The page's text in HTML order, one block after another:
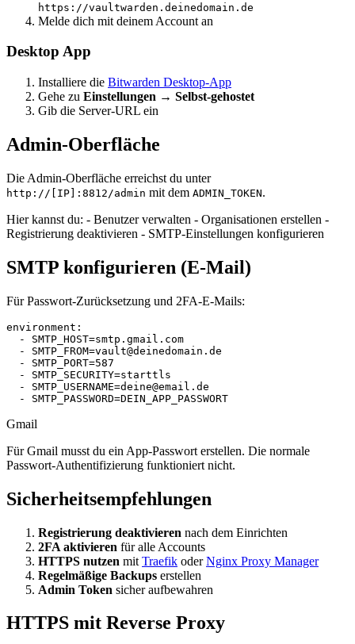
https://vaultwarden.deinedomain.de
Melde dich mit deinem Account an
Desktop App
Installiere die Bitwarden Desktop-App
Gehe zu Einstellungen → Selbst-gehostet
Gib die Server-URL ein
Admin-Oberfläche
Die Admin-Oberfläche erreichst du unter
http://[IP]:8812/admin mit dem ADMIN_TOKEN.
Hier kannst du: - Benutzer verwalten - Organisationen erstellen -
Registrierung deaktivieren - SMTP-Einstellungen konfigurieren
SMTP konfigurieren (E-Mail)
Für Passwort-Zurücksetzung und 2FA-E-Mails:
environment :
-
SMTP_HOST=smtp.gmail.com
-
SMTP_FROM=vault@deinedomain.de
-
SMTP_PORT=587
-
SMTP_SECURITY=starttls
-
SMTP_USERNAME=deine@email.de
-
SMTP_PASSWORD=DEIN_APP_PASSWORT
Gmail
Für Gmail musst du ein App-Passwort erstellen. Die normale
Passwort-Authentifizierung funktioniert nicht.
Sicherheitsempfehlungen
Registrierung deaktivieren nach dem Einrichten
2FA aktivieren für alle Accounts
HTTPS nutzen mit Traefik oderNginx Proxy Manager
Regelmäßige Backups erstellen
Admin Token sicher aufbewahren
HTTPS mit Reverse Proxy